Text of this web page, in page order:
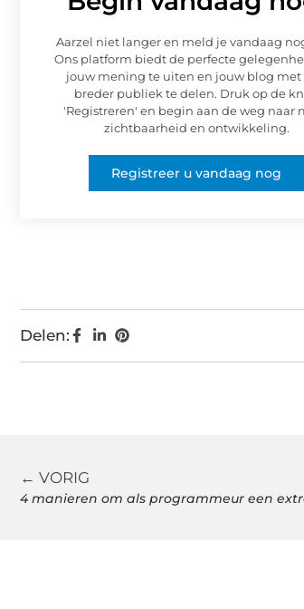
Aarzel niet langer en meld je vandaag
Ons platform biedt de perfecte
jouw mening te uiten en jouw blog met
breder publiek te delen. Druk op de
'Registreren' en begin aan de weg naar
zichtbaarheid en ontwikkeling.
Registreer u vandaag nog
Delen:
← VORIG
4 manieren om als programmeur een